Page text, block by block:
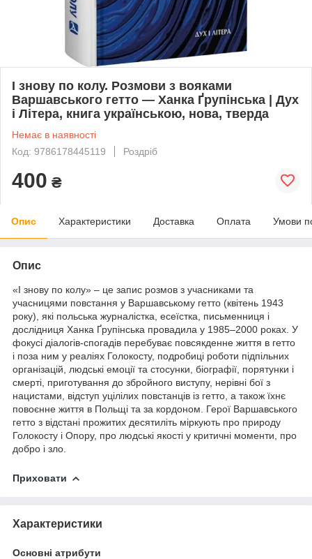
І знову по колу. Розмови з вояками
Варшавського гетто — Ханка Ґрупінська | Дух
і Літера, книга українською, нова, тверда
Немає в наявності
Код: 9786178445119
Роздріб
400 ₴
Опис Характеристики Доставка Оплата Умови
Опис
«І знову по колу» – це запис розмов з учасниками та
учасницями повстання у Варшавському гетто (квітень 1943
року), які польська журналістка, есеїстка, письменниця і
дослідниця Ханка Ґрупінська провадила у 1985–2000 роках. У
фокусі діалогів-спогадів перебуває повсякденне життя в гетто
і поза ним у реаліях Голокосту, подробиці роботи підпільних
організацій, людські емоції та стосунки, біографії, порятунки і
смерті, приготування до збройного виступу, нерівні бої з
нацистами, відступ уцілілих повстанців із гетто, а також їхнє
повоєнне життя в Польщі та за кордоном. Герої Варшавського
гетто з відстані прожитих десятиліть міркують про природу
Голокосту і Опору, про людські якості у критичні моменти, про
добро і зло.
Приховати
Характеристики
Основні атрибути